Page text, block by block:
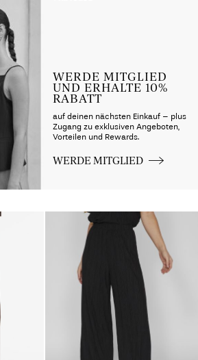
WERDE MITGLIED
UND ERHALTE 10%
RABATT
auf deinen nächsten Einkauf – plus
Zugang zu exklusiven Angeboten,
Vorteilen und Rewards.
WERDE MITGLIED